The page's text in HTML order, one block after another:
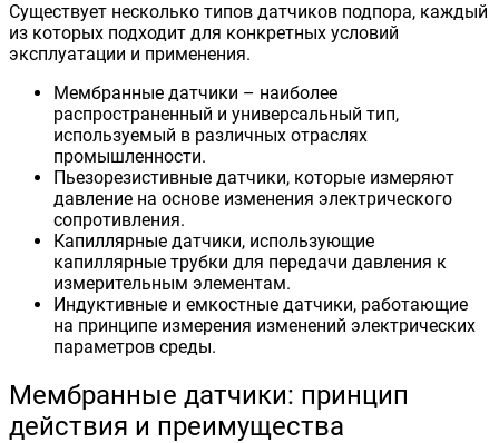
Существует несколько типов датчиков подпора, каждый
из которых подходит для конкретных условий
эксплуатации и применения.
Мембранные датчики – наиболее
распространенный и универсальный тип,
используемый в различных отраслях
промышленности.
Пьезорезистивные датчики, которые измеряют
давление на основе изменения электрического
сопротивления.
Капиллярные датчики, использующие
капиллярные трубки для передачи давления к
измерительным элементам.
Индуктивные и емкостные датчики, работающие
на принципе измерения изменений электрических
параметров среды.
Мембранные датчики: принцип
действия и преимущества